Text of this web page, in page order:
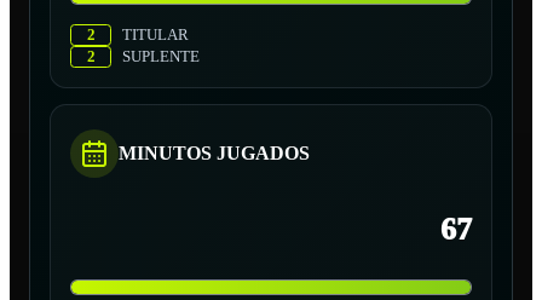
2
TITULAR
2
SUPLENTE
MINUTOS JUGADOS
67